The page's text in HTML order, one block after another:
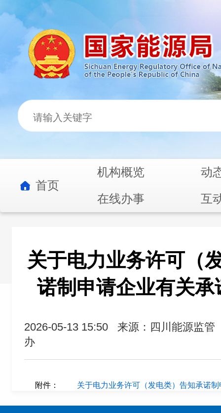
首页
机构概览
动
在线办事
互
关于电力业务许可（
诺制申请企业有关
2026-05-13 15:50
来源：四川能源监管
办
附件： 关于电力业务许可（发电类）告知承诺